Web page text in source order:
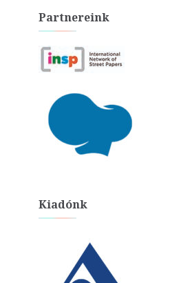
Partnereink
Kiadónk